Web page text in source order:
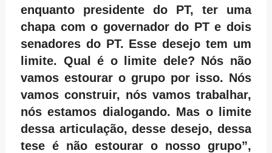
enquanto presidente do PT, ter uma
chapa com o governador do PT e dois
senadores do PT. Esse desejo tem um
limite. Qual é o limite dele? Nós não
vamos estourar o grupo por isso. Nós
vamos construir, nós vamos trabalhar,
nós estamos dialogando. Mas o limite
dessa articulação, desse desejo, dessa
tese é não estourar o nosso grupo”,